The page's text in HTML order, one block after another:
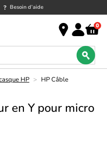
Besoin d’aide
0
HP > HP Câble
en Y pour micro